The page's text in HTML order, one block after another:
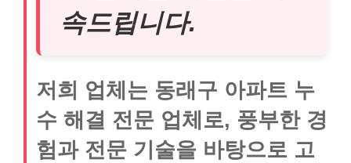
속드립니다.
저희 업체는 동래구 아파트 누
수 해결 전문 업체로, 풍부한 경
험과 전문 기술을 바탕으로 고